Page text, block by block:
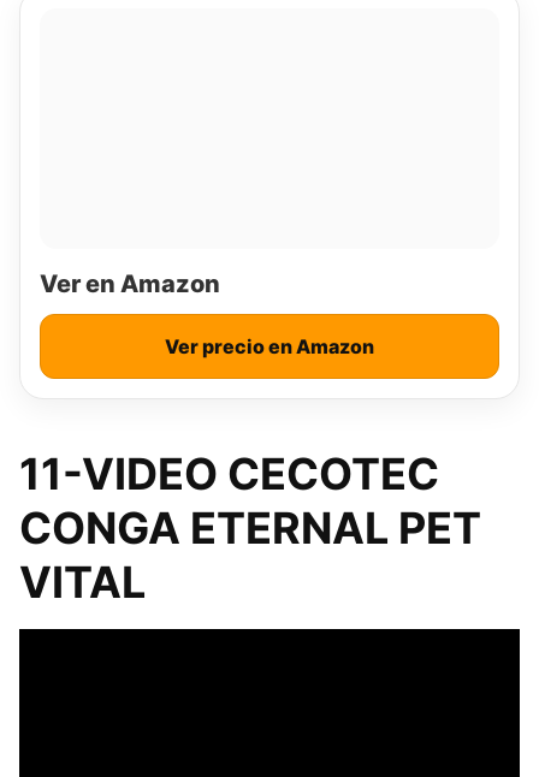
Ver en Amazon
Ver precio en Amazon
11-VIDEO CECOTEC
CONGA ETERNAL PET
VITAL